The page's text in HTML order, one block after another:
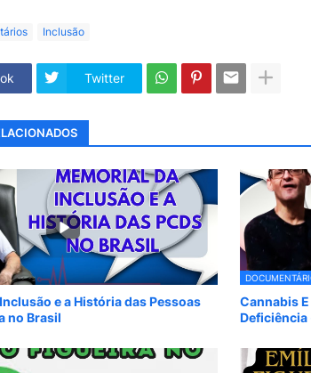
Inclusão
Twitter
e a História das Pessoas
no Brasil
Cannabis
Deficiência